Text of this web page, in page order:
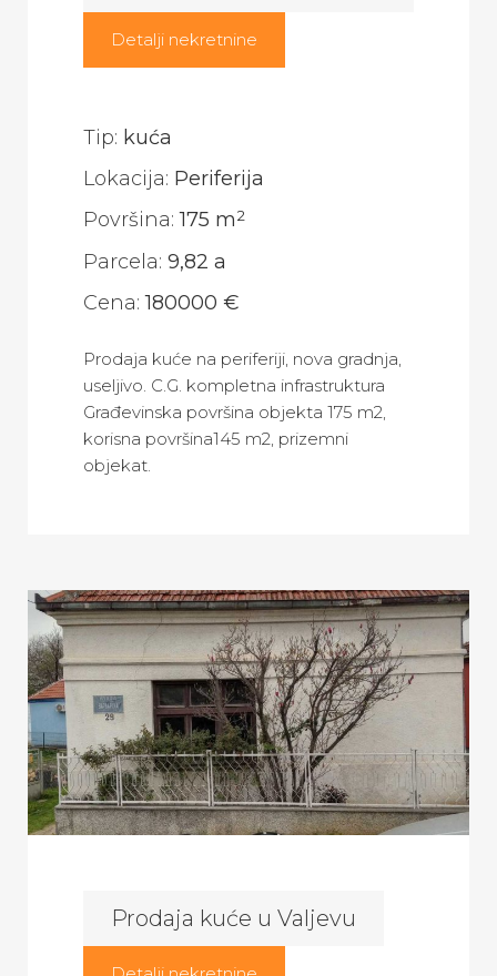
Detalji nekretnine
Tip: kuća
Lokacija: Periferija
Površina:175 m2
Parcela: 9,82 a
Cena:180000 €
Prodaja kuće na periferiji, nova gradnja,
useljivo. C.G. kompletna infrastruktura
Građevinska površina objekta 175 m2,
korisna površina145 m2, prizemni
objekat.
Prodaja kuće u Valjevu